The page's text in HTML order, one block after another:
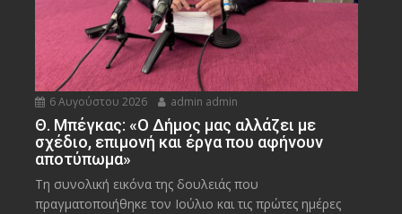
6 Αυγούστου 2026 admin admin
Θ. Μπέγκας: «Ο Δήμος μας αλλάζει με
σχέδιο, επιμονή και έργα που αφήνουν
αποτύπωμα»
Τη συνολική εικόνα της δουλειάς που
πραγματοποιήθηκε τον Ιούλιο και τις πρώτες ημέρες